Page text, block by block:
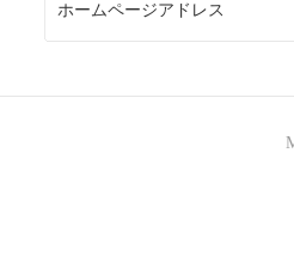
ホームページアドレス